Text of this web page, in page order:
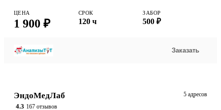
ЦЕНА
1 900 ₽
СРОК
120 ч
ЗАБОР
500 ₽
Заказать
ЭндоМедЛаб
4.3 167 отзывов
5 адресов